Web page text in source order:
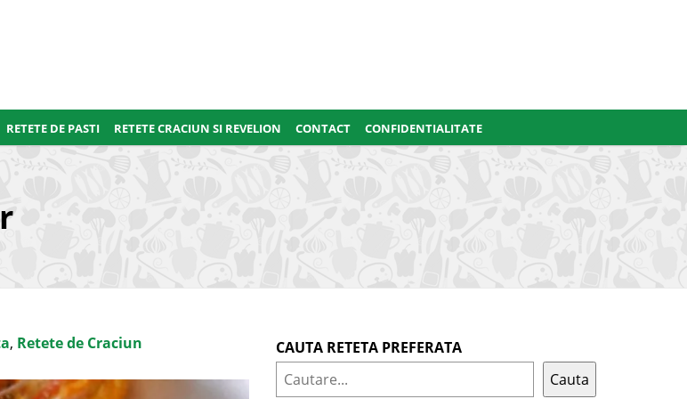
RETETE DE PASTI RETETE CRACIUN SI REVELION CONTACT CONFIDENTIALITATE
, Retete de Craciun
CAUTA RETETA PREFERATA
Cauta